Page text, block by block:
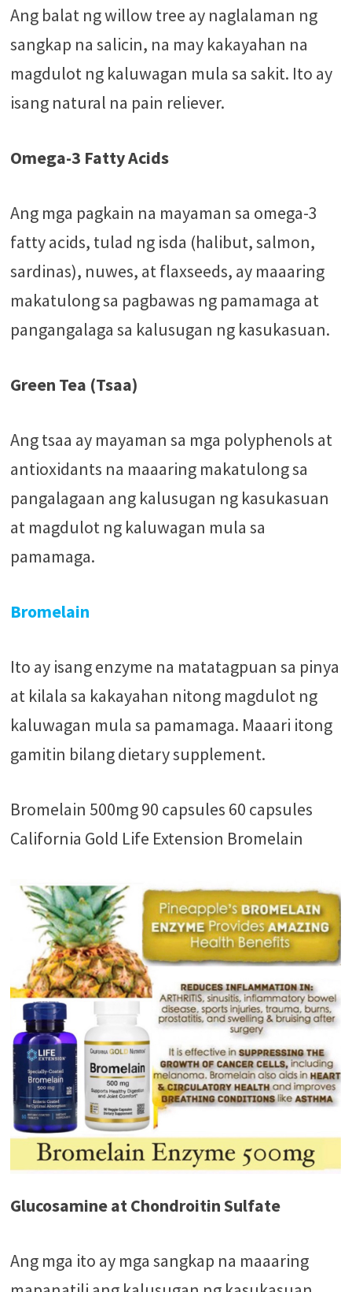
Ang balat ng willow tree ay naglalaman ng
sangkap na salicin, na may kakayahan na
magdulot ng kaluwagan mula sa sakit. Ito ay
isang natural na pain reliever.
Omega-3 Fatty Acids
Ang mga pagkain na mayaman sa omega-3
fatty acids, tulad ng isda (halibut, salmon,
sardinas), nuwes, at flaxseeds, ay maaaring
makatulong sa pagbawas ng pamamaga at
pangangalaga sa kalusugan ng kasukasuan.
Green Tea (Tsaa)
Ang tsaa ay mayaman sa mga polyphenols at
antioxidants na maaaring makatulong sa
pangalagaan ang kalusugan ng kasukasuan
at magdulot ng kaluwagan mula sa
pamamaga.
Bromelain
Ito ay isang enzyme na matatagpuan sa pinya
at kilala sa kakayahan nitong magdulot ng
kaluwagan mula sa pamamaga. Maaari itong
gamitin bilang dietary supplement.
Bromelain 500mg 90 capsules 60 capsules
California Gold Life Extension Bromelain
Glucosamine at Chondroitin Sulfate
Ang mga ito ay mga sangkap na maaaring